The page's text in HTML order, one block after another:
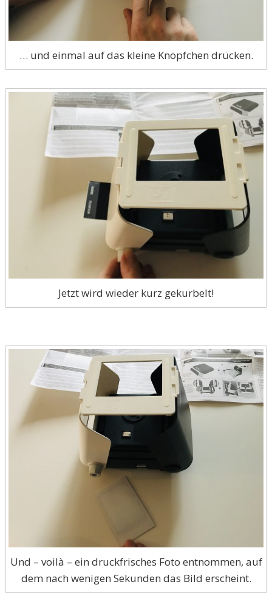
… und einmal auf das kleine Knöpfchen drücken.
Jetzt wird wieder kurz gekurbelt!
Und – voilà – ein druckfrisches Foto entnommen, auf
dem nach wenigen Sekunden das Bild erscheint.